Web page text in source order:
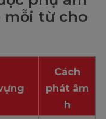
mỗi từ cho
Cách
phát âm
h